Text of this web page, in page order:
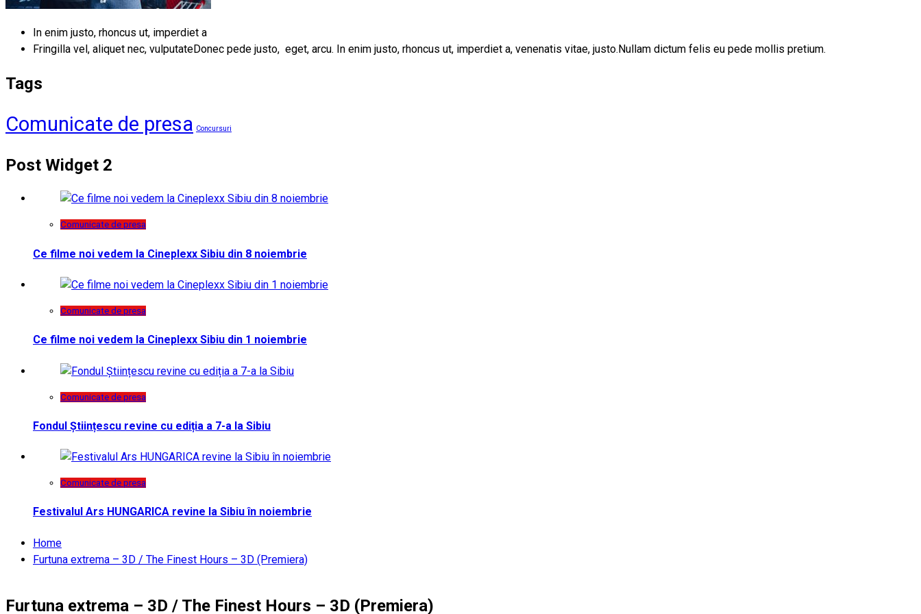
In enim justo, rhoncus ut, imperdiet a
Fringilla vel, aliquet nec, vulputateDonec pede justo, eget, arcu. In enim justo, rhoncus ut, imperdiet a, venenatis vitae, justo.Nullam dictum felis eu pede mollis pretium.
Tags
Comunicate de presa Concursuri
Post Widget 2
Comunicate de presa
Ce filme noi vedem la Cineplexx Sibiu din 8 noiembrie
Comunicate de presa
Ce filme noi vedem la Cineplexx Sibiu din 1 noiembrie
Comunicate de presa
Fondul Științescu revine cu ediția a 7-a la Sibiu
Comunicate de presa
Festivalul Ars HUNGARICA revine la Sibiu în noiembrie
Home
Furtuna extrema – 3D / The Finest Hours – 3D (Premiera)
Furtuna extrema – 3D / The Finest Hours – 3D (Premiera)